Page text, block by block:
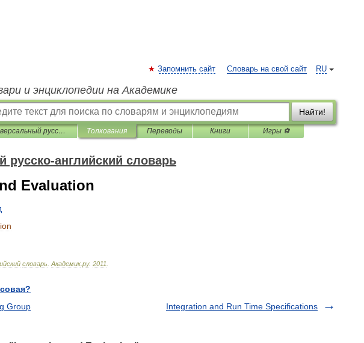
RU
Запомнить сайт Словарь на свой сайт
и энциклопедии на Академике
Найти!
Универсальный русско-английский словарь Толкования Переводы Книги Игры ⚽
русско-английский словарь
Evaluation
словарь Академик.ру. 2011
Group
Integration and Run Time Specifications